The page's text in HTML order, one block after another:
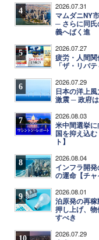
4 2026.07.31
マムダニNY
─ さらに同氏
義へばく進
5 2026.07.27
疲労・人間
「ザ・リバ
6 2026.07.29
日本の洋上
激震 ─ 政府
7 2026.08.03
米中間選挙
国を抑え込
ト】
8 2026.08.04
インフラ開
の運命【チャ
9 2026.08.01
泊原発の再
押し上げ、
すべき
10 2026.07.29